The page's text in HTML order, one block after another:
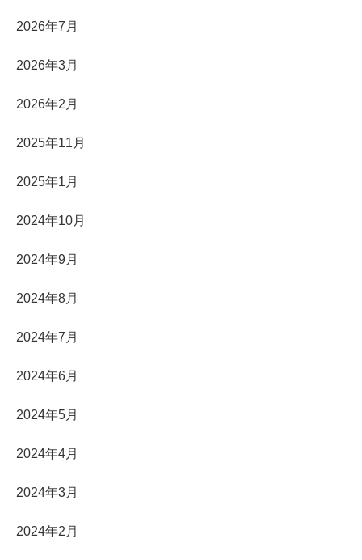
2026年7月
2026年3月
2026年2月
2025年11月
2025年1月
2024年10月
2024年9月
2024年8月
2024年7月
2024年6月
2024年5月
2024年4月
2024年3月
2024年2月